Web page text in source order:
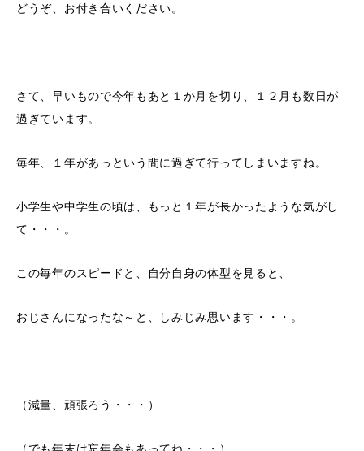
どうぞ、お付き合いください。
さて、早いもので今年もあと１か月を切り、１２月も数日が
過ぎています。
毎年、１年があっという間に過ぎて行ってしまいますね。
小学生や中学生の頃は、もっと１年が長かったような気がし
て・・・。
この毎年のスピードと、自分自身の体型を見ると、
おじさんになったな～と、しみじみ思います・・・。
（減量、頑張ろう・・・）